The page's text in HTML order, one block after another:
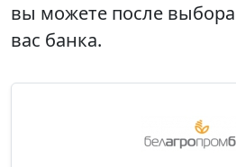
вы можете после
вас банка.